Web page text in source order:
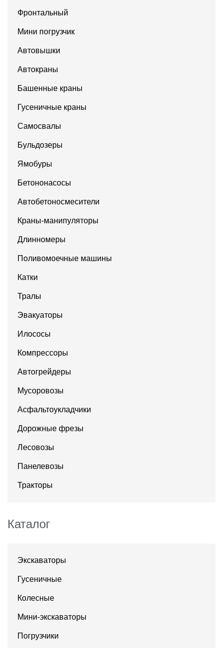
Фронтальный
Мини погрузчик
Автовышки
Автокраны
Башенные краны
Гусеничные краны
Самосвалы
Бульдозеры
Ямобуры
Бетононасосы
Автобетоносмесители
Краны-манипуляторы
Длинномеры
Поливомоечные машины
Катки
Тралы
Эвакуаторы
Илососы
Компрессоры
Автогрейдеры
Мусоровозы
Асфальтоукладчики
Дорожные фрезы
Лесовозы
Панелевозы
Тракторы
Каталог
Экскаваторы
Гусеничные
Колесные
Мини-экскаваторы
Погрузчики